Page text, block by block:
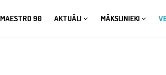
MAESTRO 90 AKTUĀLI MĀKSLINIEKI